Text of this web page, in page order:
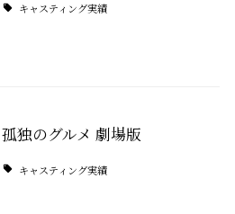
キャスティング実績
孤独のグルメ 劇場版
キャスティング実績